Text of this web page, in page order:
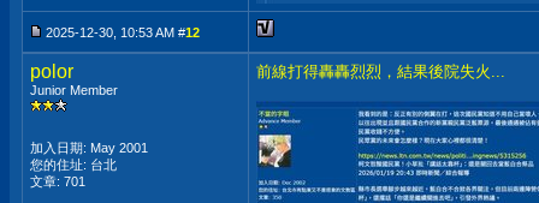
2025-12-30, 10:53 AM #12
polor
Junior Member
加入日期: May 2001
您的住址: 台北
文章: 701
前線打得轟轟烈烈，結果後院失火...